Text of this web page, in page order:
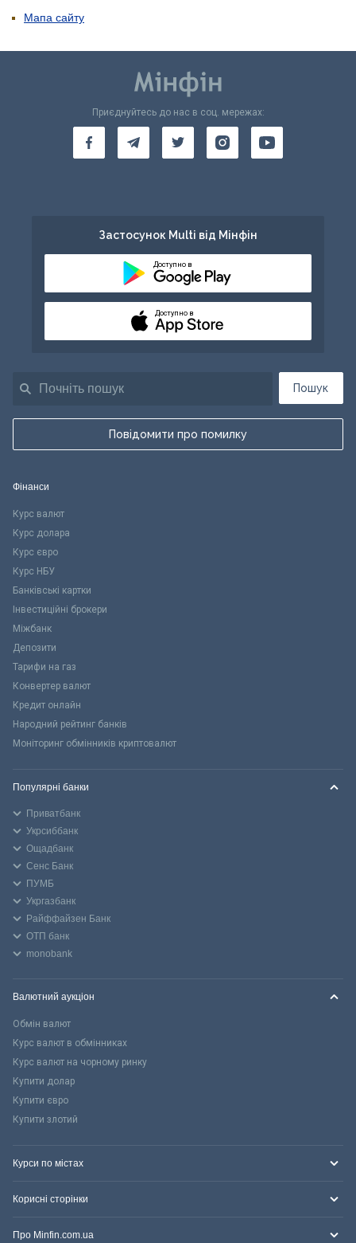
Мапа сайту
Пошук
Повідомити про помилку
Приєднуйтесь до нас в соц. мережах:
Застосунок Multi від Мінфін
Доступно в
Доступно в
Фінанси
Курс валют
Курс долара
Курс євро
Курс НБУ
Банківські картки
Інвестиційні брокери
Міжбанк
Депозити
Тарифи на газ
Конвертер валют
Кредит онлайн
Народний рейтинг банків
Моніторинг обмінників криптовалют
Популярні банки
Приватбанк
Укрсиббанк
Ощадбанк
Сенс Банк
ПУМБ
Укргазбанк
Райффайзен Банк
ОТП банк
monobank
Валютний аукціон
Обмін валют
Курс валют в обмінниках
Курс валют на чорному ринку
Купити долар
Купити євро
Купити злотий
Курси по містах
Корисні сторінки
Про Minfin.com.ua